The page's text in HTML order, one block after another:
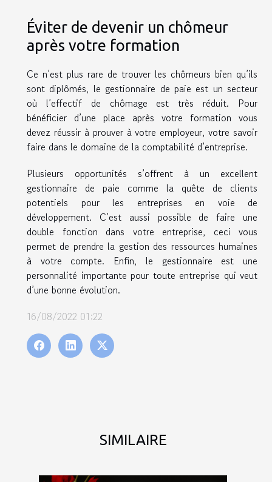
SIMILAIRE
Éviter de devenir un chômeur
après votre formation
Ce n’est plus rare de trouver les chômeurs bien qu’ils
sont diplômés, le gestionnaire de paie est un secteur
où l’effectif de chômage est très réduit. Pour
bénéficier d’une place après votre formation vous
devez réussir à prouver à votre employeur, votre savoir
faire dans le domaine de la comptabilité d’entreprise.
Plusieurs opportunités s’offrent à un excellent
gestionnaire de paie comme la quête de clients
potentiels pour les entreprises en voie de
développement. C’est aussi possible de faire une
double fonction dans votre entreprise, ceci vous
permet de prendre la gestion des ressources humaines
à votre compte. Enfin, le gestionnaire est une
personnalité importante pour toute entreprise qui veut
d’une bonne évolution.
16/08/2022 01:22